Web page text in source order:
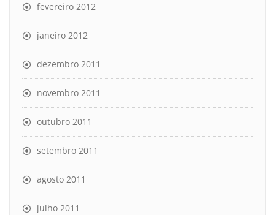
fevereiro 2012
janeiro 2012
dezembro 2011
novembro 2011
outubro 2011
setembro 2011
agosto 2011
julho 2011